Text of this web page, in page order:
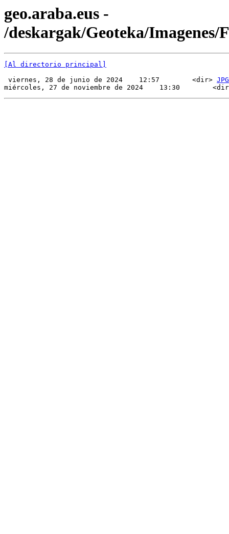
geo.araba.eus -
/deskargak/Geoteka/Imagenes/
[Al directorio principal]
viernes, 28 de junio de 2024    12:57        <dir> JPG
miércoles, 27 de noviembre de 2024    13:30